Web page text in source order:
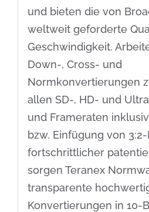
und bieten die von
weltweit geforderte
Geschwindigkeit.
Down-, Cross- und
Normkonvertierungen
allen SD-, HD- und
und Frameraten
bzw. Einfügung von
fortschrittlicher
sorgen Teranex
transparente
Konvertierungen in 10-